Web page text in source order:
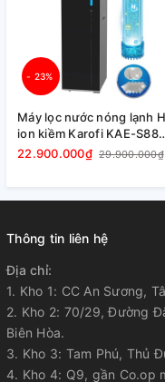
Nhiệt độ nước
Nóng (Nhiệt độ
nước thực tế sẽ
phụ thuộc vào
nhiệt độ môi
trường và thể tích
nước lấy ra):
lạnh (Nhiệt độ
phụ thuộc vào
nhiệt độ môi
trường và thể tích
nước lấy ra):
Dung tích bình
nóng:
- 23%
Máy lọc nước nóng lạnh
ion kiềm Karofi KAE-S88
PROMAX
22.900.000₫ 29.900.000₫
Thông tin liên hệ
Địa chỉ:
1. Kho 1: CC An Sương,
2. Kho 2: 70/29, Đường
Biên Hòa.
3. Kho 3: Tam Phú, Thủ
4. Kho 4: Q9, gần Co.op